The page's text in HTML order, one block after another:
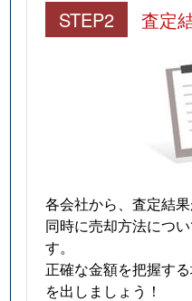
STEP2 査定
各会社から、査定結果
同時に売却方法につ
す。
正確な金額を把握す
を出しましょう！